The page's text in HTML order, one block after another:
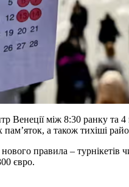
Венеції між 8:30 ранку
а також тихіші
правила –
євро.